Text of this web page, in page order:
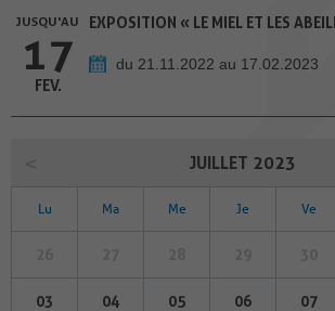
JUSQU'AU
17
FEV.
EXPOSITION « LE MIEL ET LES
du 21.11.2022 au 17.02.2023
JUILLET 2023
Lu Ma Me Je Ve
03 04 05 06 07